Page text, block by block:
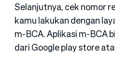
Selanjutnya, cek nomor
kamu lakukan dengan
m-BCA. Aplikasi m-BCA
dari Google play store